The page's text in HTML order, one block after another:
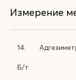
Измерение
14.
Б/т